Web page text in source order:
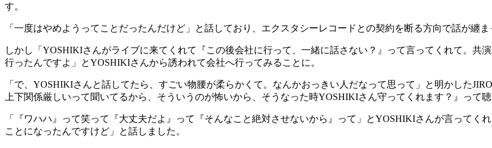
す。
「一度はやめようってことだったんだけど」と話しており、エクスタシーレコードとの契約を断る方向で話が纏ま
しかし「YOSHIKIさんがライブに来てくれて『この後会社に行って、一緒に話さない？』って言ってくれて。共
行ったんですよ」とYOSHIKIさんから誘われて会社へ行ってみることに。
「で、YOSHIKIさんと話してたら、すごい物腰が柔らかくて。なんかおっきい人だなって思って」と明かした
上下関係厳しいって聞いてるから、そういうのが怖いから、そうなった時YOSHIKIさん守ってくれます？』って
「『ワハハ』って笑って『大丈夫だよ』って『そんなこと絶対させないから』って」とYOSHIKIさんが言ってく
ことになったんですけど」と話しました。